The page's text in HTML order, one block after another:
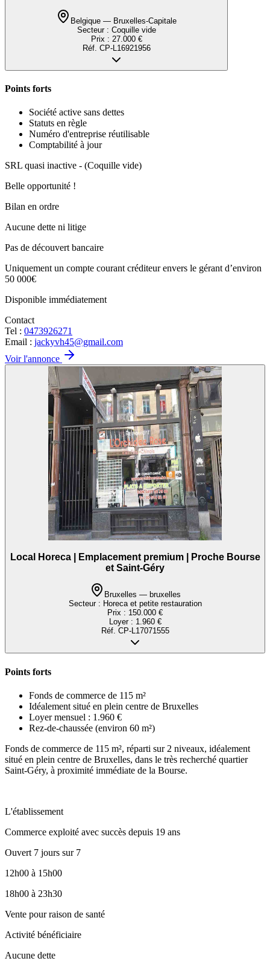
Belgique — Bruxelles-Capitale
Secteur : Coquille vide
Prix : 27.000 €
Réf. CP-L16921956
Points forts
Société active sans dettes
Statuts en règle
Numéro d'entreprise réutilisable
Comptabilité à jour
SRL quasi inactive - (Coquille vide)
Belle opportunité !
Bilan en ordre
Aucune dette ni litige
Pas de découvert bancaire
Uniquement un compte courant créditeur envers le gérant d’environ
50 000€
Disponible immédiatement
Contact
Tel : 0473926271
Email : jackyvh45@gmail.com
Voir l'annonce
Local Horeca | Emplacement premium | Proche Bourse
et Saint-Géry
Bruxelles — bruxelles
Secteur : Horeca et petite restauration
Prix : 150.000 €
Loyer : 1.960 €
Réf. CP-L17071555
Points forts
Fonds de commerce de 115 m²
Idéalement situé en plein centre de Bruxelles
Loyer mensuel : 1.960 €
Rez-de-chaussée (environ 60 m²)
Fonds de commerce de 115 m², réparti sur 2 niveaux, idéalement
situé en plein centre de Bruxelles, dans le très recherché quartier
Saint-Géry, à proximité immédiate de la Bourse.
L'établissement
Commerce exploité avec succès depuis 19 ans
Ouvert 7 jours sur 7
12h00 à 15h00
18h00 à 23h30
Vente pour raison de santé
Activité bénéficiaire
Aucune dette